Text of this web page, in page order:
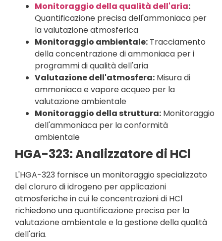
Monitoraggio della qualità dell'aria:
Quantificazione precisa dell'ammoniaca per
la valutazione atmosferica
Monitoraggio ambientale: Tracciamento
della concentrazione di ammoniaca per i
programmi di qualità dell'aria
Valutazione dell'atmosfera: Misura di
ammoniaca e vapore acqueo per la
valutazione ambientale
Monitoraggio della struttura: Monitoraggio
dell'ammoniaca per la conformità
ambientale
HGA-323: Analizzatore di HCl
L'HGA-323 fornisce un monitoraggio specializzato
del cloruro di idrogeno per applicazioni
atmosferiche in cui le concentrazioni di HCl
richiedono una quantificazione precisa per la
valutazione ambientale e la gestione della qualità
dell'aria.